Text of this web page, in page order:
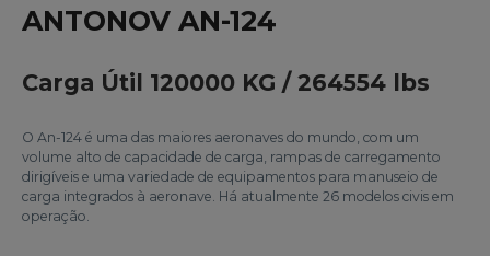
ANTONOV AN-124
Carga Útil 120000 KG / 264554 lbs
O An-124 é uma das maiores aeronaves do mundo, com um
volume alto de capacidade de carga, rampas de carregamento
dirigíveis e uma variedade de equipamentos para manuseio de
carga integrados à aeronave. Há atualmente 26 modelos civis em
operação.